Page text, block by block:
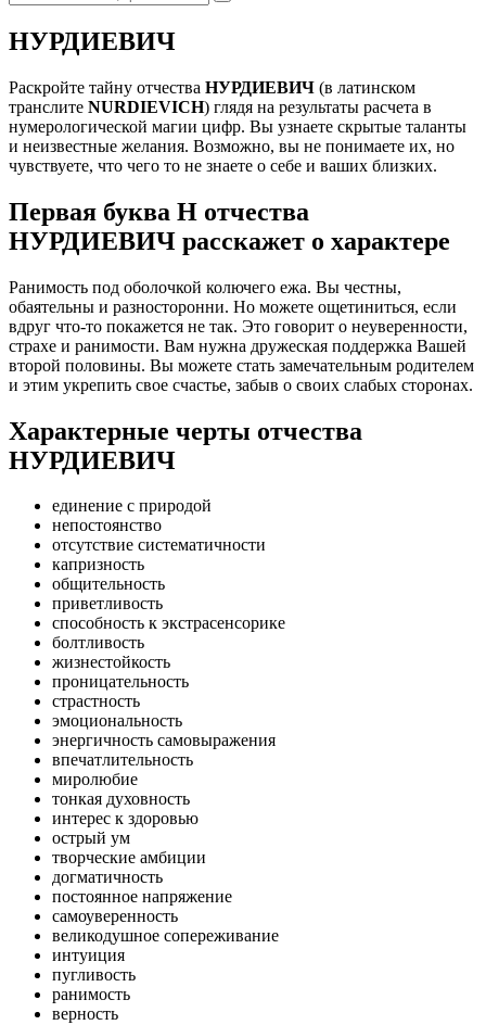
НУРДИЕВИЧ
Раскройте тайну отчества НУРДИЕВИЧ (в латинском
транслите NURDIEVICH) глядя на результаты расчета в
нумерологической магии цифр. Вы узнаете скрытые таланты
и неизвестные желания. Возможно, вы не понимаете их, но
чувствуете, что чего то не знаете о себе и ваших близких.
Первая буква Н отчества
НУРДИЕВИЧ расскажет о характере
Ранимость под оболочкой колючего ежа. Вы честны,
обаятельны и разносторонни. Но можете ощетиниться, если
вдруг что-то покажется не так. Это говорит о неуверенности,
страхе и ранимости. Вам нужна дружеская поддержка Вашей
второй половины. Вы можете стать замечательным родителем
и этим укрепить свое счастье, забыв о своих слабых сторонах.
Характерные черты отчества
НУРДИЕВИЧ
единение с природой
непостоянство
отсутствие систематичности
капризность
общительность
приветливость
способность к экстрасенсорике
болтливость
жизнестойкость
проницательность
страстность
эмоциональность
энергичность самовыражения
впечатлительность
миролюбие
тонкая духовность
интерес к здоровью
острый ум
творческие амбиции
догматичность
постоянное напряжение
самоуверенность
великодушное сопереживание
интуиция
пугливость
ранимость
верность